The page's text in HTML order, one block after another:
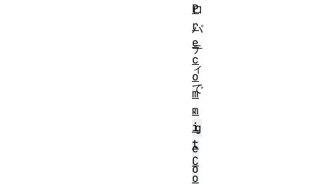
ロ
パ
テ
ィ
で
、
g
e
o
P
r
e
c
o
m
m
i
t
C
o